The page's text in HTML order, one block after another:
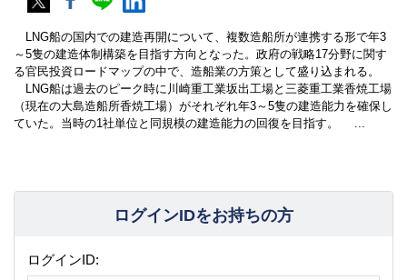
LNG船の国内での建造再開について、複数造船所が連携する形で年3
～5隻の建造体制構築を目指す方向となった。政府の戦略17分野に関す
る官民投資ロードマップの中で、造船業の方策として盛り込まれる。
LNG船は過去のピーク時に川崎重工業坂出工場と三菱重工業香焼工場
（現在の大島造船所香焼工場）がそれぞれ年3～5隻の建造能力を確保し
ていた。当時の1社単位と同規模の建造能力の回復を目指す。 ...
ログインIDをお持ちの方
ログインID: